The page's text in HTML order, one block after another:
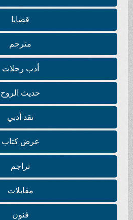
قضايا
مترجم
أدب رحلات
حديث الروح
نقد أدبي
عرض كتاب
تراجم
مقابلات
فنون